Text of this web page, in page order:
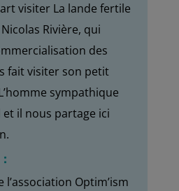
visiter La lande fertile
Rivière, qui
des
fait visiter son petit
sympathique
il nous partage ici
l’association Optim’ism